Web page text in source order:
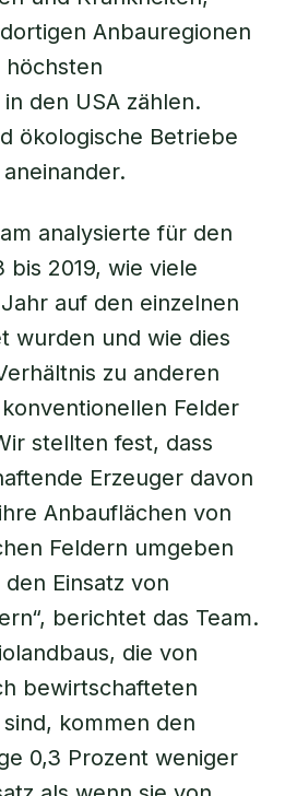
Anbauregionen
höchsten
den USA zählen.
ökologische Betriebe
analysierte für den
bis 2019, wie viele
auf den einzelnen
wurden und wie dies
zu anderen
Felder
stellten fest, dass
Erzeuger davon
Anbauflächen von
Feldern umgeben
Einsatz von
berichtet das Team.
die von
bewirtschafteten
kommen den
0,3 Prozent weniger